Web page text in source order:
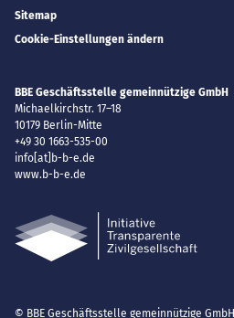
Sitemap
Cookie-Einstellungen ändern
BBE Geschäftsstelle gemeinnützige GmbH
Michaelkirchstr. 17–18
10179 Berlin-Mitte
+49 30 1663-535-00
E-Mail
info[at]b-b-e.de
Website
www.b-b-e.de
© BBE Geschäftsstelle gemeinnützige GmbH